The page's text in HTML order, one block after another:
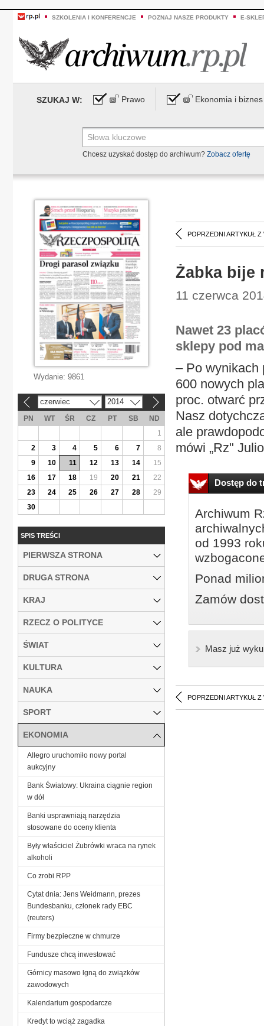
SZKOLENIA I KONFERENCJE POZNAJ NASZE PRODUKTY E-
SZUKAJ W: Prawo Ekonomia i biznes
Chcesz uzyskać dostęp do archiwum? Zobacz ofertę
POPRZEDNI ARTYKUŁ Z
Żabka bije
11 czerwca
Nawet 23
sklepy pod
– Po wynikach
600 nowych
proc. otwarć
Nasz
ale
mówi „Rz"
Dostęp do
Archiwum
od 1993
Ponad
Zamów
Masz już
POPRZEDNI ARTYKUŁ Z
Wydanie: 9861
czerwiec 2014
PN WT ŚR CZ PT SB
ND
1
2
3 4 5 6 7
8
9
10 11 12 13 14
15
16
17 18 19 20 21
22
23
24 25 26 27 28
29
30
SPIS TREŚCI
PIERWSZA STRONA
DRUGA STRONA
KRAJ
RZECZ O POLITYCE
ŚWIAT
KULTURA
NAUKA
SPORT
EKONOMIA
Allegro uruchomiło nowy portal
aukcyjny
Bank Światowy: Ukraina ciągnie region
w dół
Banki usprawniają narzędzia
stosowane do oceny klienta
Były właściciel Żubrówki wraca na rynek
alkoholi
Co zrobi RPP
Cytat dnia: Jens Weidmann, prezes
Bundesbanku, członek rady EBC
(reuters)
Firmy bezpieczne w chmurze
Fundusze chcą inwestować
Górnicy masowo lgną do związków
zawodowych
Kalendarium gospodarcze
Kredyt to wciąż zagadka